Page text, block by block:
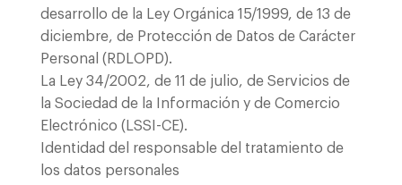
desarrollo de la Ley Orgánica 15/1999, de 13 de
diciembre, de Protección de Datos de Carácter
Personal (RDLOPD).
La Ley 34/2002, de 11 de julio, de Servicios de
la Sociedad de la Información y de Comercio
Electrónico (LSSI-CE).
Identidad del responsable del tratamiento de
los datos personales